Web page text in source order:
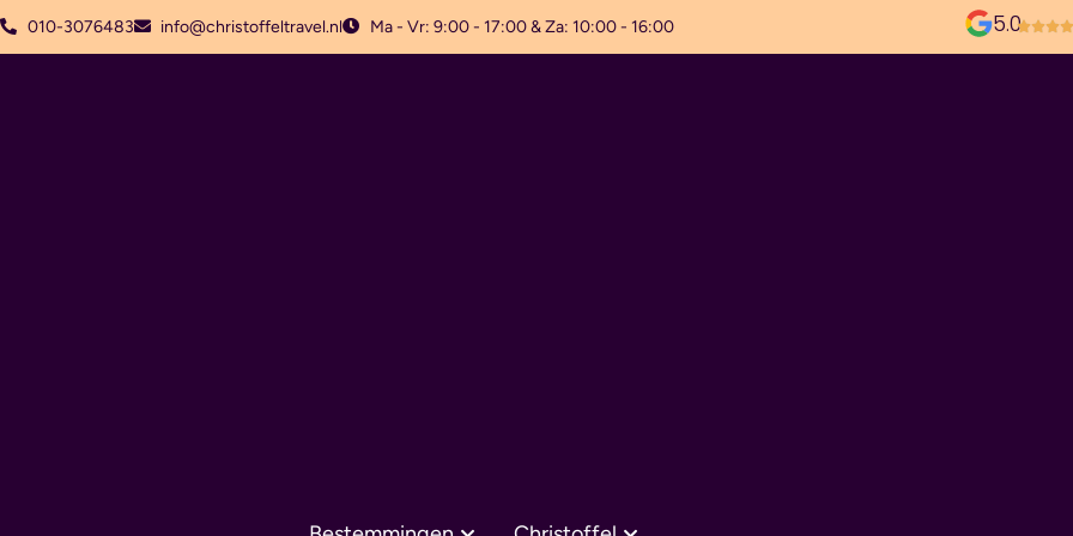
010-3076483 info@christoffeltravel.nl Ma - Vr: 9:00 - 17:00 & Za: 10:00 - 16:00 5.0